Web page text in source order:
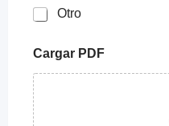
Otro
Cargar PDF